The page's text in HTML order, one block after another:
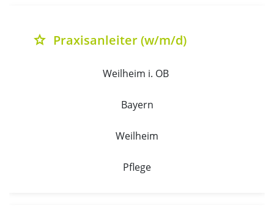
grade Praxisanleiter (w/m/d)
Weilheim i. OB
Bayern
Weilheim
Pflege